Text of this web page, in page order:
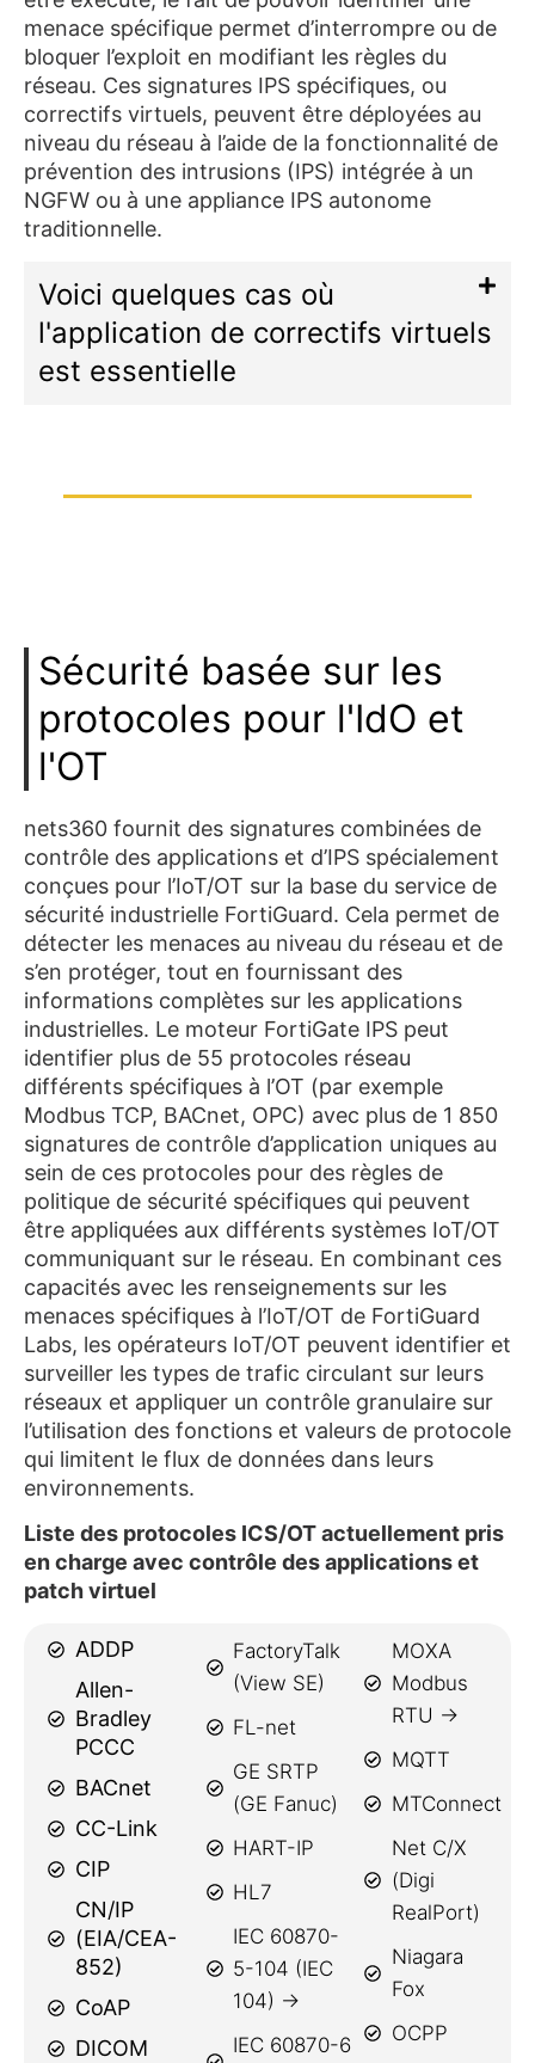
menace spécifique permet d’interrompre ou de
bloquer l’exploit en modifiant les règles du
réseau. Ces signatures IPS spécifiques, ou
correctifs virtuels, peuvent être déployées au
niveau du réseau à l’aide de la fonctionnalité de
prévention des intrusions (IPS) intégrée à un
NGFW ou à une appliance IPS autonome
traditionnelle.
Voici quelques cas où
l'application de correctifs virtuels
est essentielle
Sécurité basée sur les
protocoles pour l'IdO et
l'OT
nets360 fournit des signatures combinées de
contrôle des applications et d’IPS spécialement
conçues pour l’IoT/OT sur la base du service de
sécurité industrielle FortiGuard. Cela permet de
détecter les menaces au niveau du réseau et de
s’en protéger, tout en fournissant des
informations complètes sur les applications
industrielles. Le moteur FortiGate IPS peut
identifier plus de 55 protocoles réseau
différents spécifiques à l’OT (par exemple
Modbus TCP, BACnet, OPC) avec plus de 1 850
signatures de contrôle d’application uniques au
sein de ces protocoles pour des règles de
politique de sécurité spécifiques qui peuvent
être appliquées aux différents systèmes IoT/OT
communiquant sur le réseau. En combinant ces
capacités avec les renseignements sur les
menaces spécifiques à l’IoT/OT de FortiGuard
Labs, les opérateurs IoT/OT peuvent identifier et
surveiller les types de trafic circulant sur leurs
réseaux et appliquer un contrôle granulaire sur
l’utilisation des fonctions et valeurs de protocole
qui limitent le flux de données dans leurs
environnements.
Liste des protocoles ICS/OT actuellement pris
en charge avec contrôle des applications et
patch virtuel
ADDP
Allen-
Bradley
PCCC
BACnet
CC-Link
CIP
CN/IP
(EIA/CEA-
852)
CoAP
DICOM
FactoryTalk
(View SE)
FL-net
GE SRTP
(GE Fanuc)
HART-IP
HL7
IEC 60870-
5-104 (IEC
104) →
IEC 60870-6
MOXA
Modbus
RTU →
MQTT
MTConnect
Net C/X
(Digi
RealPort)
Niagara
Fox
OCPP